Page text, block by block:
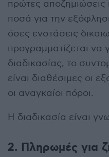
πρώτες
ποσά για την
όσες ενστάσεις
προγραμματίζεται να
διαδικασίας, το
είναι διαθέσιμες οι
οι αναγκαίοι πόροι.
Η διαδικασία είναι
2. Πληρωμές για